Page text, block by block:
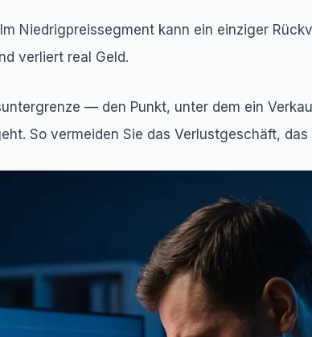
Niedrigpreissegment kann ein einziger
verliert real Geld.
— den Punkt, unter dem ein
So vermeiden Sie das Verlustgeschäft,